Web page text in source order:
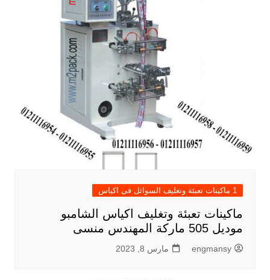
1 ماكينات تعبئة وتغليف السوائل فى اكياس
ماكينات تعبئة وتغليف اكياس الشامبو
موديل 505 ماركة المهندس منسى
engmansy مارس 8, 2023